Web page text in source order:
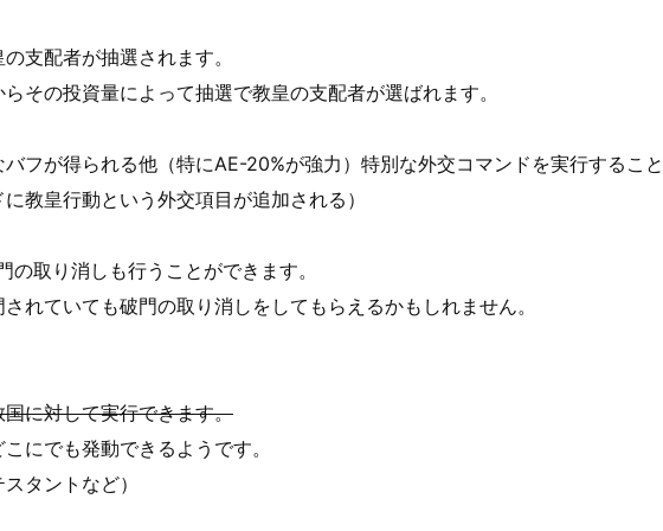
支配者が抽選されます。
その投資量によって抽選で教皇の支配者が選ばれます。
フが得られる他（特にAE-20%が強力）特別な外交コマンドを実行するこ
教皇行動という外交項目が追加される）
取り消しも行うことができます。
れていても破門の取り消しをしてもらえるかもしれません。
に対して実行できます。
にでも発動できるようです。
タントなど）